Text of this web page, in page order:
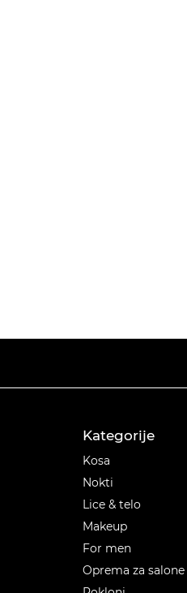
Kategorije
Kosa
Nokti
Lice & telo
Makeup
For men
Oprema za salone